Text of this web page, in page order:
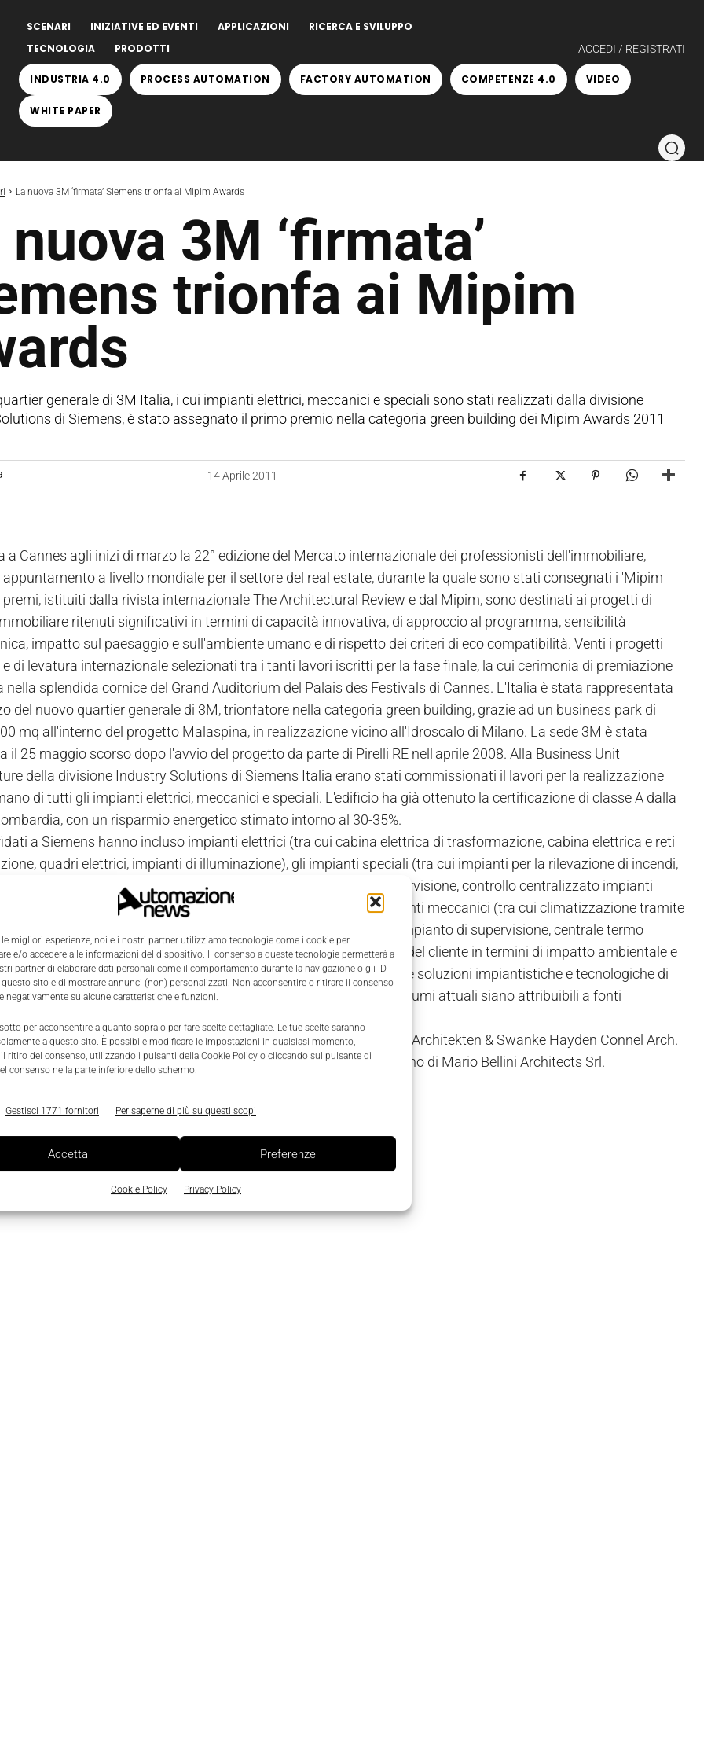
le migliori esperienze, noi e i nostri partner utilizziamo tecnologie come i cookie per
e/o accedere alle informazioni del dispositivo. Il consenso a queste tecnologie permetterà a
partner di elaborare dati personali come il comportamento durante la navigazione o gli ID
sito e di mostrare annunci (non) personalizzati. Non acconsentire o ritirare il consenso
negativamente su alcune caratteristiche e funzioni.
per acconsentire a quanto sopra o per fare scelte dettagliate. Le tue scelte saranno
a questo sito. È possibile modificare le impostazioni in qualsiasi momento,
ritiro del consenso, utilizzando i pulsanti della Cookie Policy o cliccando sul pulsante di
consenso nella parte inferiore dello schermo.
Gestisci 1771 fornitori Per saperne di più su questi scopi
Accetta Preferenze
Cookie Policy Privacy Policy
SCENARI INIZIATIVE ED EVENTI APPLICAZIONI
RICERCA E SVILUPPO
TECNOLOGIA
PRODOTTI ACCEDI / REGISTRATI
INDUSTRIA 4.0 PROCESS AUTOMATION FACTORY AUTOMATION COMPETENZE 4.0 VIDEO
WHITE PAPER
La nuova 3M ‘firmata’ Siemens trionfa ai Mipim Awards
nuova 3M ‘firmata’
trionfa ai Mipim
generale di 3M Italia, i cui impianti elettrici, meccanici e speciali sono stati realizzati dalla divisione
di Siemens, è stato assegnato il primo premio nella categoria green building dei Mipim Awards 2011
14 Aprile 2011
a Cannes agli inizi di marzo la 22° edizione del Mercato internazionale dei professionisti dell'immobiliare,
a livello mondiale per il settore del real estate, durante la quale sono stati consegnati i 'Mipim
premi, istituiti dalla rivista internazionale The Architectural Review e dal Mipim, sono destinati ai progetti di
ritenuti significativi in termini di capacità innovativa, di approccio al programma, sensibilità
impatto sul paesaggio e sull'ambiente umano e di rispetto dei criteri di eco compatibilità. Venti i progetti
di levatura internazionale selezionati tra i tanti lavori iscritti per la fase finale, la cui cerimonia di premiazione
nella splendida cornice del Grand Auditorium del Palais des Festivals di Cannes. L'Italia è stata rappresentata
del nuovo quartier generale di 3M, trionfatore nella categoria green building, grazie ad un business park di
mq all'interno del progetto Malaspina, in realizzazione vicino all'Idroscalo di Milano. La sede 3M è stata
il 25 maggio scorso dopo l'avvio del progetto da parte di Pirelli RE nell'aprile 2008. Alla Business Unit
della divisione Industry Solutions di Siemens Italia erano stati commissionati il lavori per la realizzazione
di tutti gli impianti elettrici, meccanici e speciali. L'edificio ha già ottenuto la certificazione di classe A dalla
con un risparmio energetico stimato intorno al 30-35%.
a Siemens hanno incluso impianti elettrici (tra cui cabina elettrica di trasformazione, cabina elettrica e reti
quadri elettrici, impianti di illuminazione), gli impianti speciali (tra cui impianti per la rilevazione di incendi,
sonora per evacuazione dell'edificio, sistemi di videocitofono, supervisione, controllo centralizzato impianti
illuminazione, sistemi di automazione dell'impianto elettrico), impianti meccanici (tra cui climatizzazione tramite
e induttive, sistemi antincendio e di regolazione automatica dell'impianto di supervisione, centrale termo
e idrica). Ponendosi come obiettivo il pieno rispetto delle esigenze del cliente in termini di impatto ambientale e
dei consumi energetici, Siemens è stata chiamata ad attuare soluzioni impiantistiche e tecnologiche di
tanto da poter affermare che attualmente il 40% dei consumi attuali siano attribuibili a fonti
progetti in gara l'ufficio Levent a Istanbul progettato da Molestina Architekten & Swanke Hayden Connel Arch.
Torri Deutsche Bank (progetto Greentowers) a Francoforte sul Meno di Mario Bellini Architects Srl.